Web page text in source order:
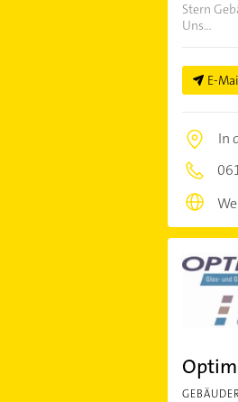
Stern
Uns...
E-
In